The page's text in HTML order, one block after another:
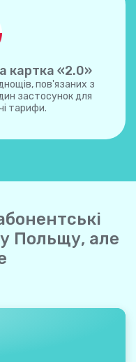
картка «2.0»
пов'язаних з
застосунок для
тарифи.
Польщу, але